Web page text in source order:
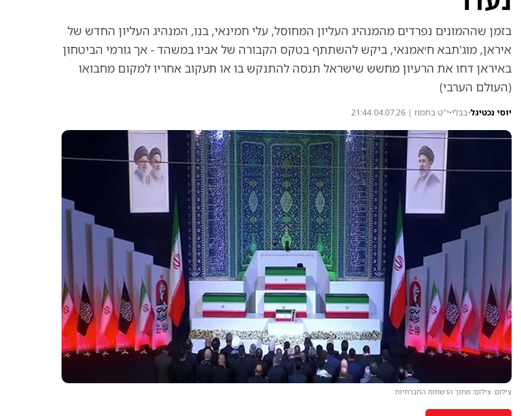
בזמן שההמונים נפרדים מהמנהיג העליון המחוסל, עלי חמינאי, בנו, המנהיג העליון החדש של
איראן, מוג'תבא ח׳אמנאי, ביקש להשתתף בטקס הקבורה של אביו במשהד - אך גורמי הביטחון
באיראן דחו את הרעיון מחשש שישראל תנסה להתנקש בו או תעקוב אחריו למקום מחבואו
(העולם הערבי)
יוסי נכטיגל•בבלי•י"ט בתמוז | 04.07.26 21:44
צילום: צילום: מתוך הרשתות החברתיות